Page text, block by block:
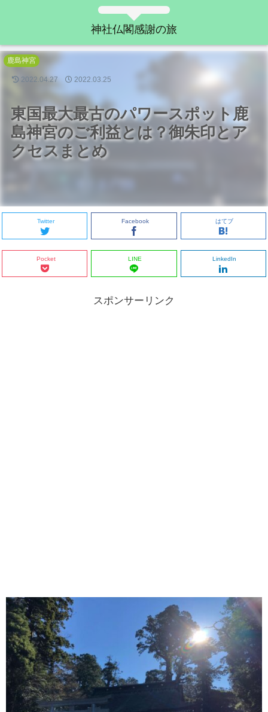
神社仏閣感謝の旅
東国最大最古のパワースポット鹿
島神宮のご利益とは？御朱印とア
クセスまとめ
鹿島神宮
Twitter Facebook はてブ
Pocket LINE LinkedIn
2022.04.27 2022.03.25
スポンサーリンク